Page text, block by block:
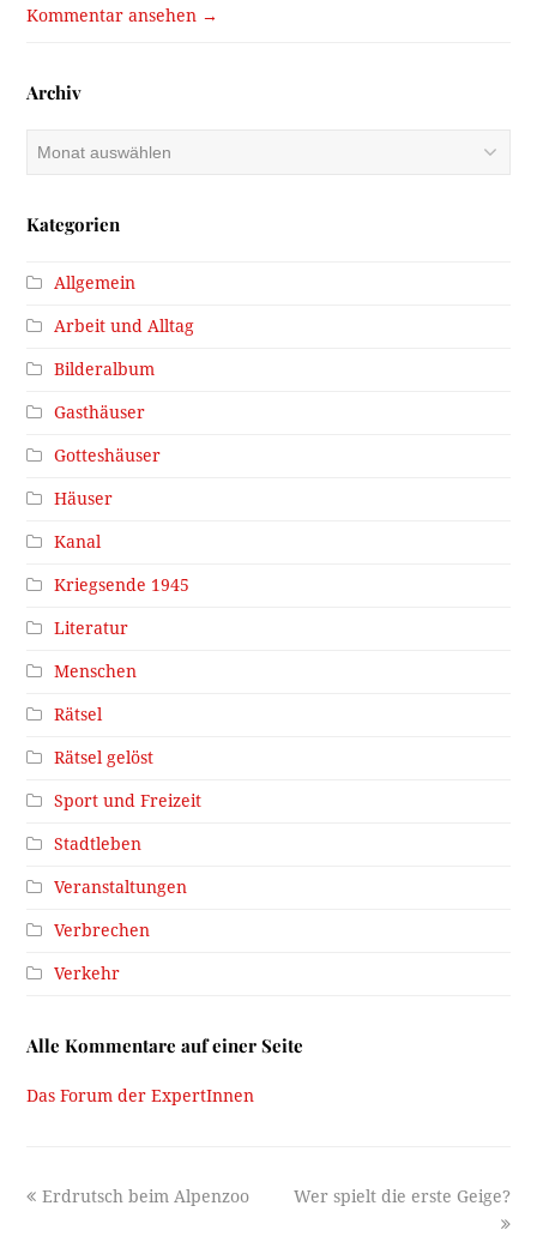
Kommentar ansehen →
Archiv
Archiv
Kategorien
Allgemein
Arbeit und Alltag
Bilderalbum
Gasthäuser
Gotteshäuser
Häuser
Kanal
Kriegsende 1945
Literatur
Menschen
Rätsel
Rätsel gelöst
Sport und Freizeit
Stadtleben
Veranstaltungen
Verbrechen
Verkehr
Alle Kommentare auf einer Seite
Das Forum der ExpertInnen
previous
Erdrutsch beim Alpenzoo
next
Wer spielt die erste Geige?